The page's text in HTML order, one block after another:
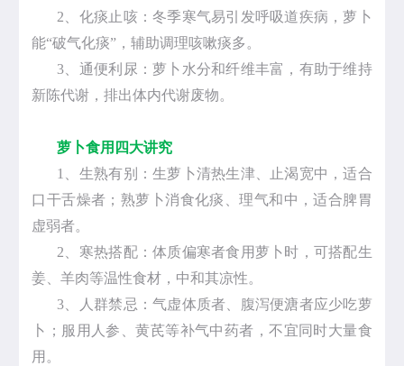
2、化痰止咳：冬季寒气易引发呼吸道疾病，萝卜
能“破气化痰”，辅助调理咳嗽痰多。
3、通便利尿：萝卜水分和纤维丰富，有助于维持
新陈代谢，排出体内代谢废物。
萝卜食用四大讲究
1、生熟有别：生萝卜清热生津、止渴宽中，适合
口干舌燥者；熟萝卜消食化痰、理气和中，适合脾胃
虚弱者。
2、寒热搭配：体质偏寒者食用萝卜时，可搭配生
姜、羊肉等温性食材，中和其凉性。
3、人群禁忌：气虚体质者、腹泻便溏者应少吃萝
卜；服用人参、黄芪等补气中药者，不宜同时大量食
用。